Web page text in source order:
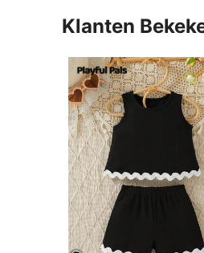
Klanten